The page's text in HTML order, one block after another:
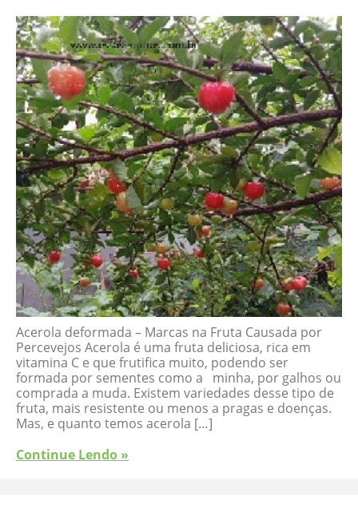
Acerola deformada – Marcas na Fruta Causada por
Percevejos Acerola é uma fruta deliciosa, rica em
vitamina C e que frutifica muito, podendo ser
formada por sementes como a minha, por galhos ou
comprada a muda. Existem variedades desse tipo de
fruta, mais resistente ou menos a pragas e doenças.
Mas, e quanto temos acerola […]
Continue Lendo »